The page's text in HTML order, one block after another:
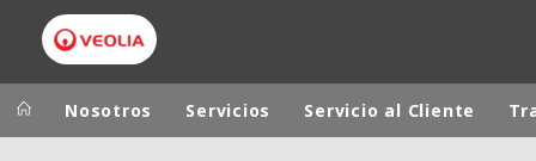
Nosotros Servicios Servicio al Cliente